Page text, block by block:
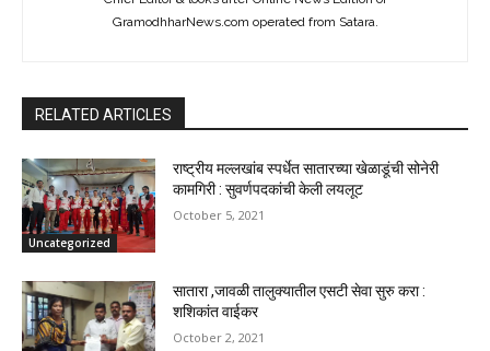
GramodhharNews.com operated from Satara.
RELATED ARTICLES
Uncategorized
राष्ट्रीय मल्लखांब स्पर्धेत सातारच्या खेळाडूंची सोनेरी
कामगिरी : सुवर्णपदकांची केली लयलूट
October 5, 2021
सातारा ,जावळी तालुक्यातील एसटी सेवा सुरु करा :
शशिकांत वाईकर
October 2, 2021